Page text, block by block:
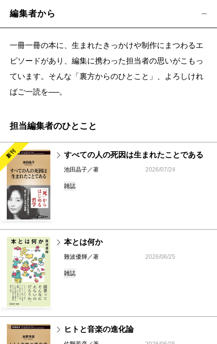
編集者から
一冊一冊の本に、生まれたきっかけや制作にまつわるエ
ピソードがあり、編集に携わった担当者の思いがこもっ
ています。そんな「裏方からのひとこと」、よろしけれ
ばご一読を──。
担当編集者のひとこと
新刊 すべての人の死因は生まれたことである
池田晶子／著 2026/07/24
雑誌
本とは何か
難波優輝／著 2026/06/25
雑誌
ヒトと音楽の進化論